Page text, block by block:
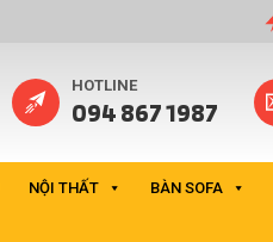
HOTLINE
094 867 1987
NỘI THẤT BÀN SOFA